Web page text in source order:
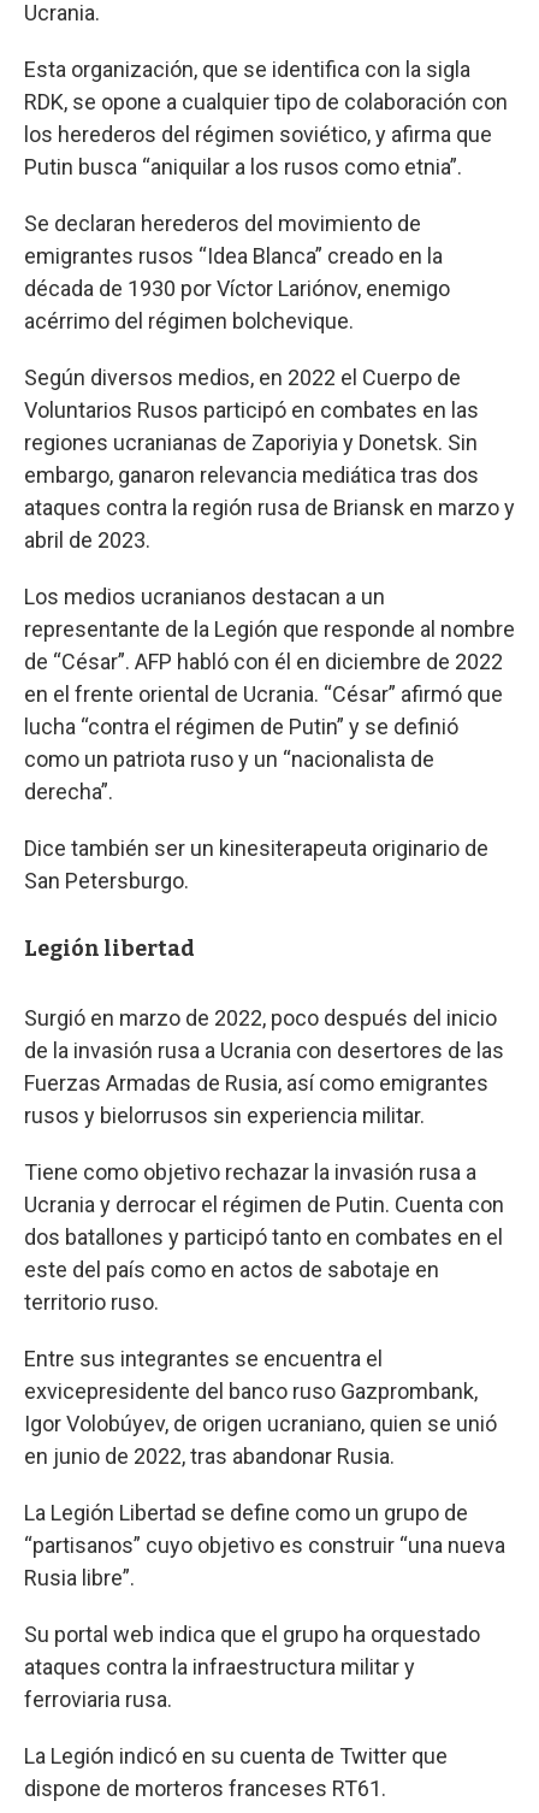
Ucrania.
Esta organización, que se identifica con la sigla
RDK, se opone a cualquier tipo de colaboración con
los herederos del régimen soviético, y afirma que
Putin busca “aniquilar a los rusos como etnia”.
Se declaran herederos del movimiento de
emigrantes rusos “Idea Blanca” creado en la
década de 1930 por Víctor Lariónov, enemigo
acérrimo del régimen bolchevique.
Según diversos medios, en 2022 el Cuerpo de
Voluntarios Rusos participó en combates en las
regiones ucranianas de Zaporiyia y Donetsk. Sin
embargo, ganaron relevancia mediática tras dos
ataques contra la región rusa de Briansk en marzo y
abril de 2023.
Los medios ucranianos destacan a un
representante de la Legión que responde al nombre
de “César”. AFP habló con él en diciembre de 2022
en el frente oriental de Ucrania. “César” afirmó que
lucha “contra el régimen de Putin” y se definió
como un patriota ruso y un “nacionalista de
derecha”.
Dice también ser un kinesiterapeuta originario de
San Petersburgo.
Legión libertad
Surgió en marzo de 2022, poco después del inicio
de la invasión rusa a Ucrania con desertores de las
Fuerzas Armadas de Rusia, así como emigrantes
rusos y bielorrusos sin experiencia militar.
Tiene como objetivo rechazar la invasión rusa a
Ucrania y derrocar el régimen de Putin. Cuenta con
dos batallones y participó tanto en combates en el
este del país como en actos de sabotaje en
territorio ruso.
Entre sus integrantes se encuentra el
exvicepresidente del banco ruso Gazprombank,
Igor Volobúyev, de origen ucraniano, quien se unió
en junio de 2022, tras abandonar Rusia.
La Legión Libertad se define como un grupo de
“partisanos” cuyo objetivo es construir “una nueva
Rusia libre”.
Su portal web indica que el grupo ha orquestado
ataques contra la infraestructura militar y
ferroviaria rusa.
La Legión indicó en su cuenta de Twitter que
dispone de morteros franceses RT61.